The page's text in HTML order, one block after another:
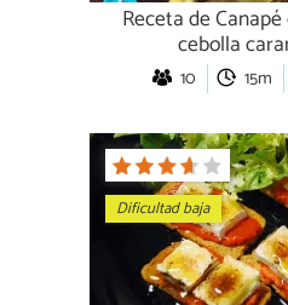
Receta de
cebolla
10 15m
Dificultad baja